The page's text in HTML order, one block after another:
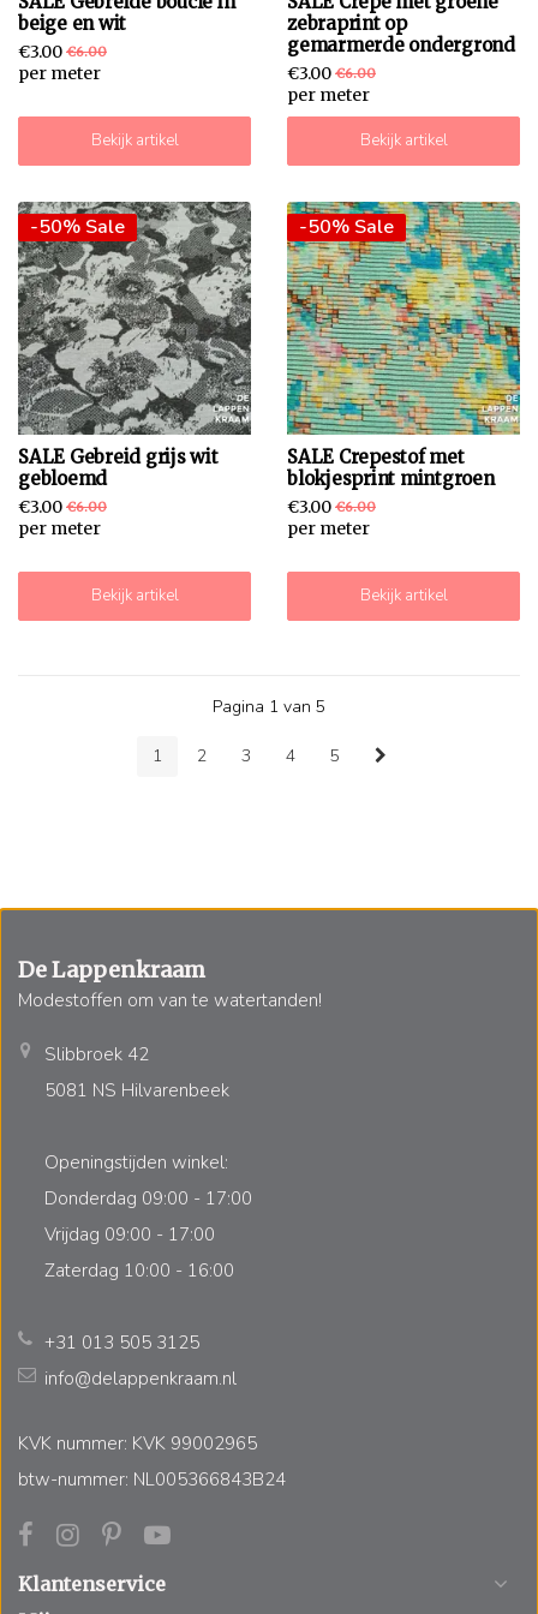
beige en wit
€3.00 €6.00
per meter
Bekijk artikel
zebraprint op
gemarmerde ondergrond
€3.00 €6.00
per meter
Bekijk artikel
-50% Sale
SALE Gebreid grijs wit
gebloemd
€3.00 €6.00
per meter
Bekijk artikel
-50% Sale
SALE Crepestof met
blokjesprint mintgroen
€3.00 €6.00
per meter
Bekijk artikel
Pagina 1 van 5
1 2 3 4 5
De Lappenkraam
Modestoffen om van te watertanden!
Slibbroek 42
5081 NS Hilvarenbeek
Openingstijden winkel:
Donderdag 09:00 - 17:00
Vrijdag 09:00 - 17:00
Zaterdag 10:00 - 16:00
+31 013 505 3125
info@delappenkraam.nl
KVK nummer: KVK 99002965
btw-nummer: NL005366843B24
Klantenservice